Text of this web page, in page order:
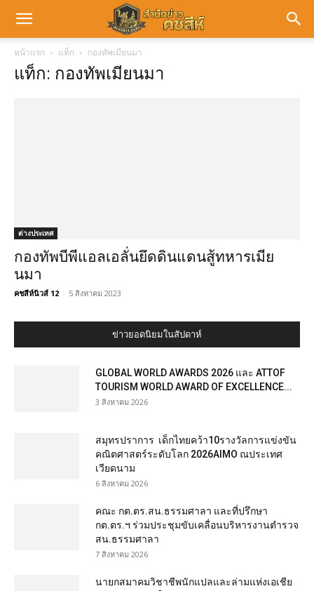
หน้าแรก แท็ก กองทัพเมียนมา
แท็ก: กองทัพเมียนมา
ต่างประเทศ
กองทัพบีพีแอลเอลั่นยึดดินแดนสู้ทหารเมีย
นมา
คชสีห์นิวส์ 12 - 5 สิงหาคม 2023
ข่าวยอดนิยมในสัปดาห์
GLOBAL WORLD AWARDS 2026 และ ATTOF
TOURISM WORLD AWARD OF EXCELLENCE...
3 สิงหาคม 2026
สมุทรปราการ เด็กไทยคว้า10รางวัลการแข่งขัน
คณิตศาสตร์ระดับโลก 2026AIMO ณประเทศ
เวียดนาม
6 สิงหาคม 2026
คณะ กต.ตร.สน.ธรรมศาลา และที่ปรึกษา
กต.ตร.ฯ ร่วมประชุมขับเคลื่อนบริหารงานตำรวจ
สน.ธรรมศาลา
7 สิงหาคม 2026
นายกสมาคมวิชาชีพนักแปลและล่ามแห่งเอเชีย